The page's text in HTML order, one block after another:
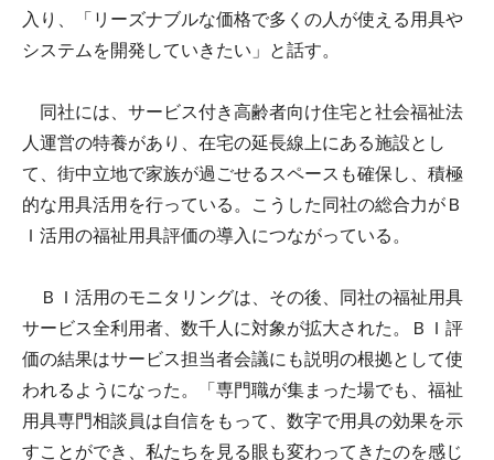
入り、「リーズナブルな価格で多くの人が使える用具や
システムを開発していきたい」と話す。
同社には、サービス付き高齢者向け住宅と社会福祉法
人運営の特養があり、在宅の延長線上にある施設とし
て、街中立地で家族が過ごせるスペースも確保し、積極
的な用具活用を行っている。こうした同社の総合力がＢ
Ｉ活用の福祉用具評価の導入につながっている。
ＢＩ活用のモニタリングは、その後、同社の福祉用具
サービス全利用者、数千人に対象が拡大された。ＢＩ評
価の結果はサービス担当者会議にも説明の根拠として使
われるようになった。「専門職が集まった場でも、福祉
用具専門相談員は自信をもって、数字で用具の効果を示
すことができ、私たちを見る眼も変わってきたのを感じ